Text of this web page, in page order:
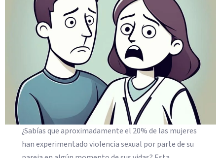
¿Sabías que aproximadamente el 20% de las mujeres
han experimentado violencia sexual por parte de su